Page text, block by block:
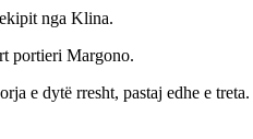
nga Klina.
portieri Margono.
e dytë rresht, pastaj edhe e treta.